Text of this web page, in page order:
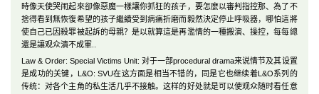
時像天使哭闹起來卻像惡魔一樣讓你抓狂的孩子，要怎麼以審判指控那、為了不
捨得看到無恢復希望的孩子繼續受到病痛折磨而毅然決定停止呼吸器，哪怕這將
使自己已因殺罪被起訴的母親？是以就算這是再濫情的一種搬演、操控，每每總
還是讓观众潰不成軍..
Law & Order: Special Victims Unit: 对于一部procedural drama来说情节及其设置
是成功的关键，L&O: SVU在这方面是相当不错的，同是它也继续着L&O系列的
传统：对各个主角的私生活几乎不接触。这样的好处就是可以使观众随时看任意